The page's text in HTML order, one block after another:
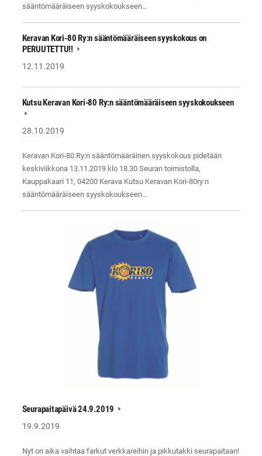
sääntömääräiseen syyskokoukseen…
Keravan Kori-80 Ry:n sääntömääräiseen syyskokous on
PERUUTETTU!!
12.11.2019
Kutsu Keravan Kori-80 Ry:n sääntömääräiseen syyskokoukseen
28.10.2019
Keravan Kori-80 Ry:n sääntömääräinen syyskokous pidetään
keskiviikkona 13.11.2019 klo 18.30 Seuran toimistolla,
Kauppakaari 11, 04200 Kerava Kutsu Keravan Kori-80ry:n
sääntömääräiseen syyskokoukseen…
Seurapaitapäivä 24.9.2019
19.9.2019
Nyt on aika vaihtaa farkut verkkareihin ja pikkutakki seurapaitaan!